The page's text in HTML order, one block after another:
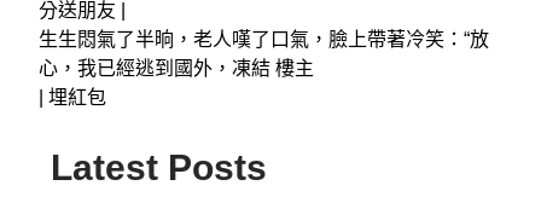
分送朋友 |
生生悶氣了半晌，老人嘆了口氣，臉上帶著冷笑：“放
心，我已經逃到國外，凍結 樓主
埋紅包
Latest Posts